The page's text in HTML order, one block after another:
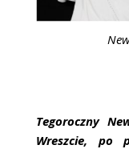
Tegoroczny
Wreszcie, po